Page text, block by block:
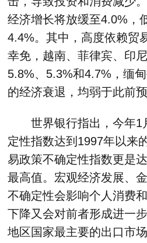
经济增长将放缓至4.0%，
4.4%。其中，高度依赖贸
幸免，越南、菲律宾、印
5.8%、5.3%和4.7%，缅
的经济衰退，均弱于此前预
世界银行指出，今年1
定性指数达到1997年以来
易政策不确定性指数更是
最高值。宏观经济发展、
不确定性会影响个人消费
下降又会对前者形成进一
地区国家最主要的出口市